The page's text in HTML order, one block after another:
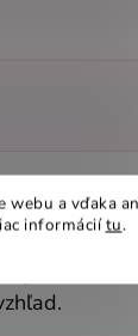
webu a vďaka
informáciítu.
jednom